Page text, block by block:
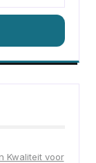
Kwaliteit voor